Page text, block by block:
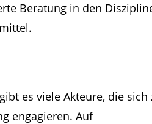
Beratung in den
es viele Akteure, die sich
engagieren. Auf